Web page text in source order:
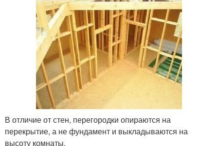
В отличие от стен, перегородки опираются на
перекрытие, а не фундамент и выкладываются на
высоту комнаты.